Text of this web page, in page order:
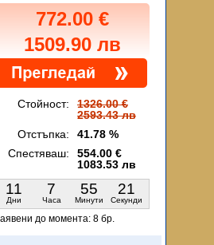
772.00 €
1509.90 лв
Стойност:
1326.00 €
2593.43 лв
Отстъпка:
41.78 %
Спестяваш:
554.00 €
1083.53 лв
11
Дни
7
Часа
55
Минути
20
Секунди
до момента: 8 бр.